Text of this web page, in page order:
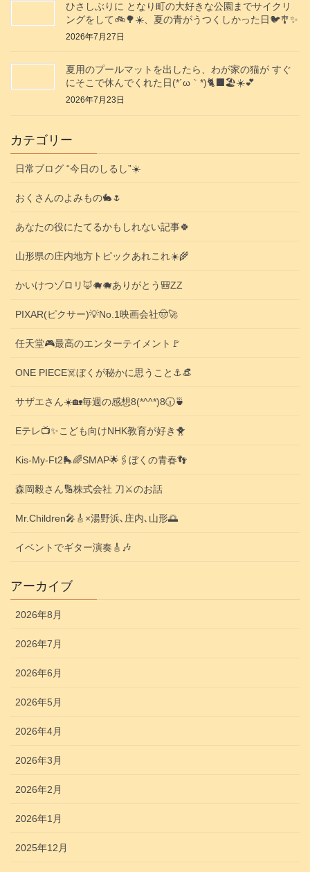
ひさしぶりに となり町の大好きな公園までサイクリ
ングをして🚲️🌳☀️、夏の青がうつくしかった日🐦️🎐✨️
2026年7月27日
夏用のプールマットを出したら、わが家の猫が すぐ
にそこで休んでくれた日(⁠*⁠´⁠ω⁠｀⁠*⁠)🐈‍⬛🏖️☀️💕
2026年7月23日
カテゴリー
日常ブログ “今日のしるし”☀️
おくさんのよみもの🐇🌷
あなたの役にたてるかもしれない記事🍀
山形県の庄内地方トピックあれこれ☀️🌾
かいけつゾロリ🦊🐗🐗ありがとう🎒ZZ
PIXAR(ピクサー)💡No.1映画会社🤠🚀
任天堂🎮️最高のエンターテイメント🚩
ONE PIECE☠️ぼくが秘かに思うこと⚓️👒
サザエさん☀️🏡毎週の感想8(*^^*)8🕡️🍵
Eテレ📺️✨こども向けNHK教育が好き🐥
Kis-My-Ft2🛼🌈SMAP🌟🖇️ぼくの青春👣
森岡毅さん🔢株式会社 刀⚔️のお話
Mr.Children🎤🎸×湯野浜､庄内､山形🌅
イベントでギター演奏🎸🎶
アーカイブ
2026年8月
2026年7月
2026年6月
2026年5月
2026年4月
2026年3月
2026年2月
2026年1月
2025年12月